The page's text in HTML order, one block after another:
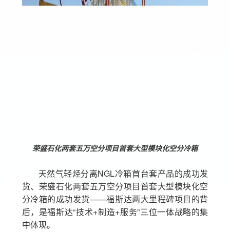
荣盛石化两套五万空分项目首套大型模块化空分冷箱
天然气轻烃分离NGL冷箱首台套产品的成功发
货、荣盛石化两套五万空分项目首套大型模块化空
分冷箱的成功发货——福斯达两大里程碑项目的背
后，是福斯达“技术+制造+服务”三位一体战略的集
中体现。